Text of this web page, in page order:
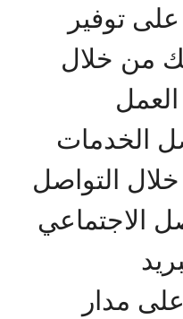
توفير
من خلال
الخدمات
التواصل
الاجتماعي
مدار